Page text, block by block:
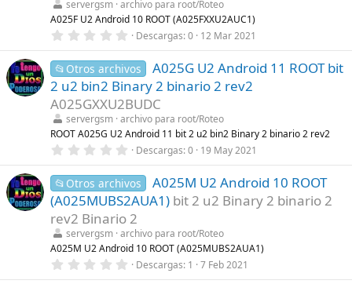
e
l
a
(
s
)
servergsm archivo para root/Roteo
A025F U2 Android 10 ROOT (A025FXXU2AUC1)
0
0
0
e
s
t
r
e
l
a
(
s
)
Descargas 0 12 Mar 2021
📂Otros archivos
A025G U2 Android 11 ROOT bit
2 u2 bin2 Binary 2 binario 2 rev2
A025GXXU2BUDC
servergsm archivo para root/Roteo
ROOT A025G U2 Android 11 bit 2 u2 bin2 Binary 2 binario 2 rev2
0
0
0
e
s
t
r
e
l
a
(
Descargas 0 19 May 2021
📂Otros archivos
A025M U2 Android 10 ROOT
(A025MUBS2AUA1) bit 2 u2 Binary 2 binario 2
rev2 Binario 2
servergsm archivo para root/Roteo
A025M U2 Android 10 ROOT (A025MUBS2AUA1)
0 Descargas 1 7 Feb 2021